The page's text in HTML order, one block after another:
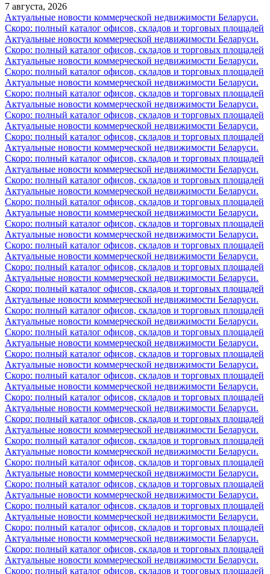
7 августа, 2026
Актуальные новости коммерческой недвижимости Беларуси.
Скоро: полный каталог офисов, складов и торговых площадей
Актуальные новости коммерческой недвижимости Беларуси.
Скоро: полный каталог офисов, складов и торговых площадей
Актуальные новости коммерческой недвижимости Беларуси.
Скоро: полный каталог офисов, складов и торговых площадей
Актуальные новости коммерческой недвижимости Беларуси.
Скоро: полный каталог офисов, складов и торговых площадей
Актуальные новости коммерческой недвижимости Беларуси.
Скоро: полный каталог офисов, складов и торговых площадей
Актуальные новости коммерческой недвижимости Беларуси.
Скоро: полный каталог офисов, складов и торговых площадей
Актуальные новости коммерческой недвижимости Беларуси.
Скоро: полный каталог офисов, складов и торговых площадей
Актуальные новости коммерческой недвижимости Беларуси.
Скоро: полный каталог офисов, складов и торговых площадей
Актуальные новости коммерческой недвижимости Беларуси.
Скоро: полный каталог офисов, складов и торговых площадей
Актуальные новости коммерческой недвижимости Беларуси.
Скоро: полный каталог офисов, складов и торговых площадей
Актуальные новости коммерческой недвижимости Беларуси.
Скоро: полный каталог офисов, складов и торговых площадей
Актуальные новости коммерческой недвижимости Беларуси.
Скоро: полный каталог офисов, складов и торговых площадей
Актуальные новости коммерческой недвижимости Беларуси.
Скоро: полный каталог офисов, складов и торговых площадей
Актуальные новости коммерческой недвижимости Беларуси.
Скоро: полный каталог офисов, складов и торговых площадей
Актуальные новости коммерческой недвижимости Беларуси.
Скоро: полный каталог офисов, складов и торговых площадей
Актуальные новости коммерческой недвижимости Беларуси.
Скоро: полный каталог офисов, складов и торговых площадей
Актуальные новости коммерческой недвижимости Беларуси.
Скоро: полный каталог офисов, складов и торговых площадей
Актуальные новости коммерческой недвижимости Беларуси.
Скоро: полный каталог офисов, складов и торговых площадей
Актуальные новости коммерческой недвижимости Беларуси.
Скоро: полный каталог офисов, складов и торговых площадей
Актуальные новости коммерческой недвижимости Беларуси.
Скоро: полный каталог офисов, складов и торговых площадей
Актуальные новости коммерческой недвижимости Беларуси.
Скоро: полный каталог офисов, складов и торговых площадей
Актуальные новости коммерческой недвижимости Беларуси.
Скоро: полный каталог офисов, складов и торговых площадей
Актуальные новости коммерческой недвижимости Беларуси.
Скоро: полный каталог офисов, складов и торговых площадей
Актуальные новости коммерческой недвижимости Беларуси.
Скоро: полный каталог офисов, складов и торговых площадей
Актуальные новости коммерческой недвижимости Беларуси.
Скоро: полный каталог офисов, складов и торговых площадей
Актуальные новости коммерческой недвижимости Беларуси.
Скоро: полный каталог офисов, складов и торговых площадей